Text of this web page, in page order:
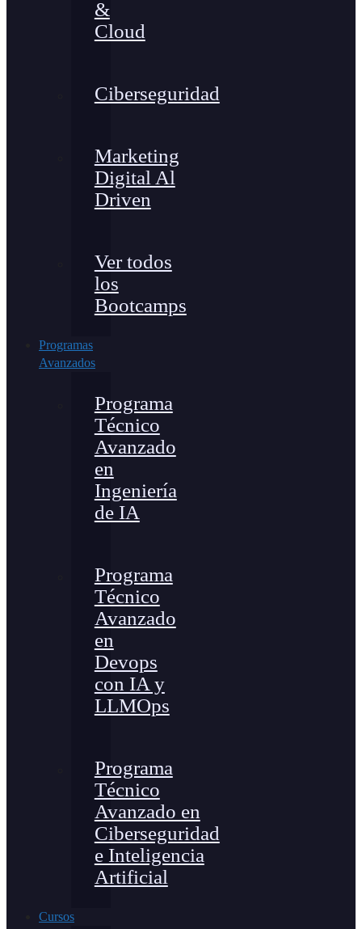
&
Cloud
Ciberseguridad
Marketing
Digital Al
Driven
Ver todos
los
Bootcamps
Programas
Avanzados
Programa
Técnico
Avanzado
en
Ingeniería
de IA
Programa
Técnico
Avanzado
en
Devops
con IA y
LLMOps
Programa
Técnico
Avanzado en
Ciberseguridad
e Inteligencia
Artificial
Cursos